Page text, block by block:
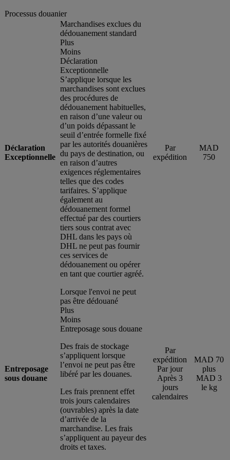
Processus douanier
Déclaration
Exceptionnelle
Marchandises exclues du
dédouanement standard
Plus
Moins
Déclaration
Exceptionnelle
S’applique lorsque les
marchandises sont exclues
des procédures de
dédouanement habituelles,
en raison d’une valeur ou
d’un poids dépassant le
seuil d’entrée formelle fixé
par les autorités douanières
du pays de destination, ou
en raison d’autres
exigences réglementaires
telles que des codes
tarifaires. S’applique
également au
dédouanement formel
effectué par des courtiers
tiers sous contrat avec
DHL dans les pays où
DHL ne peut pas fournir
ces services de
dédouanement ou opérer
en tant que courtier agréé.
Par
expédition
MAD
750
Entreposage
sous douane
Lorsque l'envoi ne peut
pas être dédouané
Plus
Moins
Entreposage sous douane
Des frais de stockage
s’appliquent lorsque
l’envoi ne peut pas être
libéré par les douanes.
Les frais prennent effet
trois jours calendaires
(ouvrables) après la date
d’arrivée de la
marchandise. Les frais
s’appliquent au payeur des
droits et taxes.
Par
expédition
Par jour
Après 3
jours
calendaires
MAD 70
plus
MAD 3
le kg